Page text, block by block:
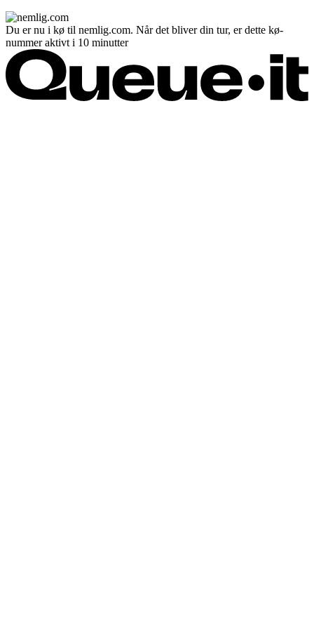
Du er nu i kø til nemlig.com. Når det bliver din tur, er dette kø-
nummer aktivt i 10 minutter